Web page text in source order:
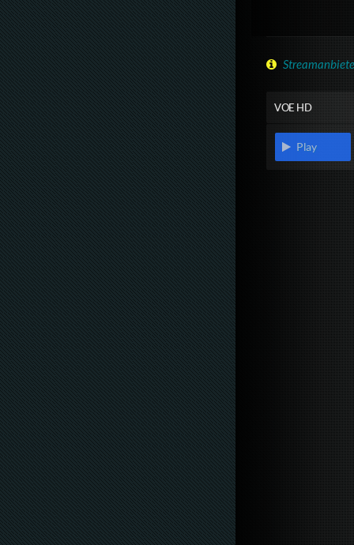
VOE HD
Play